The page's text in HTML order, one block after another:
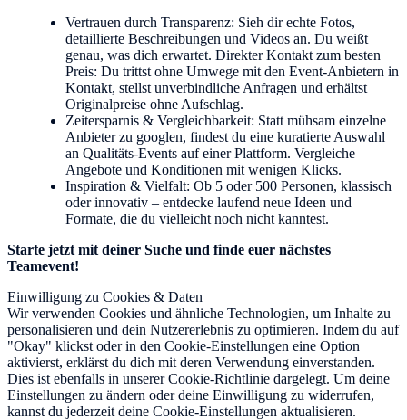
Vertrauen durch Transparenz: Sieh dir echte Fotos,
detaillierte Beschreibungen und Videos an. Du weißt
genau, was dich erwartet. Direkter Kontakt zum besten
Preis: Du trittst ohne Umwege mit den Event-Anbietern in
Kontakt, stellst unverbindliche Anfragen und erhältst
Originalpreise ohne Aufschlag.
Zeitersparnis & Vergleichbarkeit: Statt mühsam einzelne
Anbieter zu googlen, findest du eine kuratierte Auswahl
an Qualitäts-Events auf einer Plattform. Vergleiche
Angebote und Konditionen mit wenigen Klicks.
Inspiration & Vielfalt: Ob 5 oder 500 Personen, klassisch
oder innovativ – entdecke laufend neue Ideen und
Formate, die du vielleicht noch nicht kanntest.
Starte jetzt mit deiner Suche und finde euer nächstes
Teamevent!
Einwilligung zu Cookies & Daten
Wir verwenden Cookies und ähnliche Technologien, um Inhalte zu
personalisieren und dein Nutzererlebnis zu optimieren. Indem du auf
"Okay" klickst oder in den Cookie-Einstellungen eine Option
aktivierst, erklärst du dich mit deren Verwendung einverstanden.
Dies ist ebenfalls in unserer Cookie-Richtlinie dargelegt. Um deine
Einstellungen zu ändern oder deine Einwilligung zu widerrufen,
kannst du jederzeit deine Cookie-Einstellungen aktualisieren.